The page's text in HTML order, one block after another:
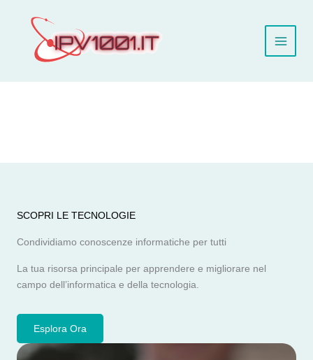
contenuto
SCOPRI LE TECNOLOGIE
Condividiamo conoscenze informatiche per tutti
La tua risorsa principale per apprendere e migliorare nel
campo dell’informatica e della tecnologia.
Esplora Ora